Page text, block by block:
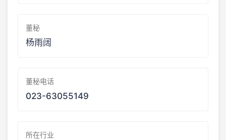
董秘
杨雨阔
董秘电话
023-63055149
所在行业